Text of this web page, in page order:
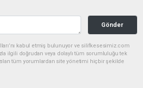
Gönder
kabul etmiş bulunuyor ve silifkesesimiz.com
ilgili doğrudan veya dolaylı tüm sorumluluğu tek
tüm yorumlardan site yönetimi hiçbir şekilde